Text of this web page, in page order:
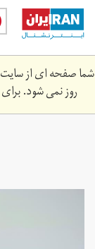
Skip
main
content
شما صفحه ای از سایت
روز نمی شود.